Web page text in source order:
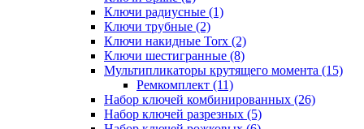
Ключи радиусные (1)
Ключи трубные (2)
Ключи накидные Torx (2)
Ключи шестигранные (8)
Мультипликаторы крутящего момента (15)
Ремкомплект (11)
Набор ключей комбинированных (26)
Набор ключей разрезных (5)